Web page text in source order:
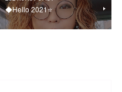
◆Hello 2021⭐️